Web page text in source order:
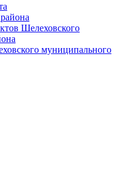
Шелеховского
муниципального